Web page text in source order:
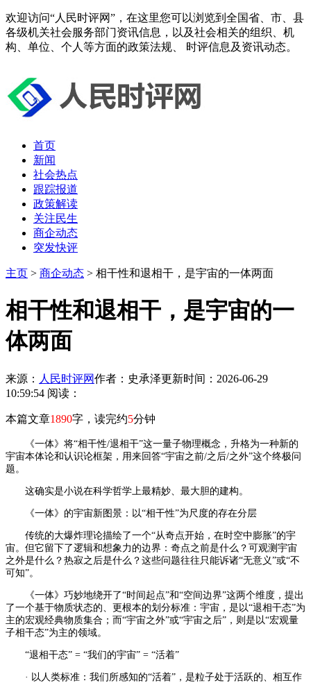
欢迎访问“人民时评网”，在这里您可以浏览到全国省、市、县
各级机关社会服务部门资讯信息，以及社会相关的组织、机
构、单位、个人等方面的政策法规、 时评信息及资讯动态。
首页
新闻
社会热点
跟踪报道
政策解读
关注民生
商企动态
突发快评
主页 > 商企动态 > 相干性和退相干，是宇宙的一体两面
相干性和退相干，是宇宙的一
体两面
来源： 人民时评网作者：史承泽更新时间：2026-06-29
10:59:54 阅读：
本篇文章1890字，读完约5分钟
《一体》将“相干性/退相干”这一量子物理概念，升格为一种新的
宇宙本体论和认识论框架，用来回答“宇宙之前/之后/之外”这个终极问
题。
这确实是小说在科学哲学上最精妙、最大胆的建构。
《一体》的宇宙新图景：以“相干性”为尺度的存在分层
传统的大爆炸理论描绘了一个“从奇点开始，在时空中膨胀”的宇
宙。但它留下了逻辑和想象力的边界：奇点之前是什么？可观测宇宙
之外是什么？热寂之后是什么？这些问题往往只能诉诸“无意义”或“不
可知”。
《一体》巧妙地绕开了“时间起点”和“空间边界”这两个维度，提出
了一个基于物质状态的、更根本的划分标准：宇宙，是以“退相干态”为
主的宏观经典物质集合；而“宇宙之外”或“宇宙之后”，则是以“宏观量
子相干态”为主的领域。
“退相干态” = “我们的宇宙” = “活着”
· 以人类标准：我们所感知的“活着”，是粒子处于活跃的、相互作